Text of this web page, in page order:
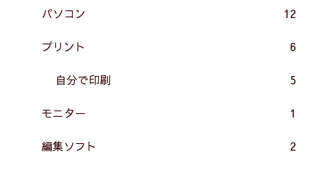
パソコン 12
プリント 6
自分で印刷 5
モニター 1
編集ソフト 2